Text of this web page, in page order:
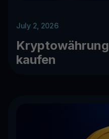
July 2, 2026
kaufen